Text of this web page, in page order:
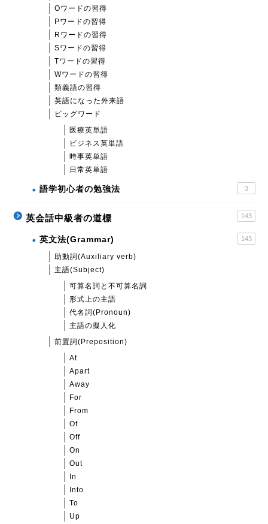
Oワードの習得
Pワードの習得
Rワードの習得
Sワードの習得
Tワードの習得
Wワードの習得
類義語の習得
英語になった外来語
ビッグワード
医療英単語
ビジネス英単語
時事英単語
日常英単語
語学初心者の勉強法 3
英会話中級者の道標 143
英文法(Grammar) 143
助動詞(Auxiliary verb)
主語(Subject)
可算名詞と不可算名詞
形式上の主語
代名詞(Pronoun)
主語の擬人化
前置詞(Preposition)
At
Apart
Away
For
From
Of
Off
On
Out
In
Into
To
Up